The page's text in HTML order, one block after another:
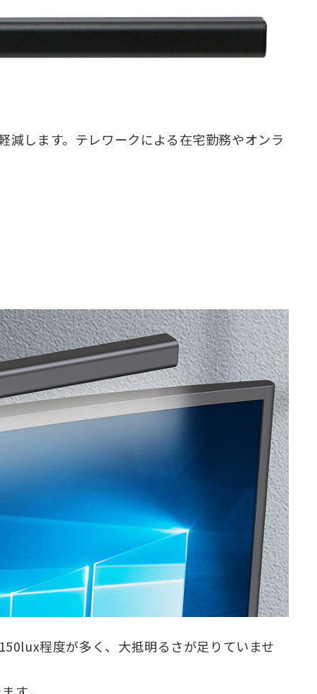
します。テレワークによる在宅勤務やオンラ
程度が多く、大抵明るさが足りていませ